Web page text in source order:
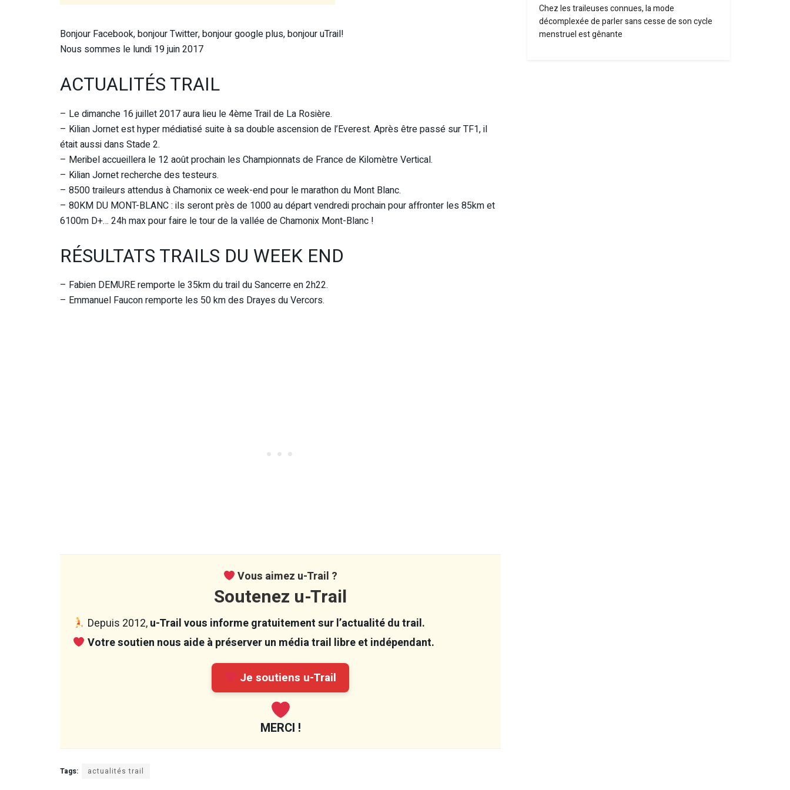
Bonjour Facebook, bonjour Twitter, bonjour google plus, bonjour uTrail!
Nous sommes le lundi 19 juin 2017
ACTUALITÉS TRAIL
– Le dimanche 16 juillet 2017 aura lieu le 4ème Trail de La Rosière.
– Kilian Jornet est hyper médiatisé suite à sa double ascension de l’Everest. Après être passé sur TF1, il
était aussi dans Stade 2.
– Meribel accueillera le 12 août prochain les Championnats de France de Kilomètre Vertical.
– Kilian Jornet recherche des testeurs.
– 8500 traileurs attendus à Chamonix ce week-end pour le marathon du Mont Blanc.
– 80KM DU MONT-BLANC : ils seront près de 1000 au départ vendredi prochain pour affronter les 85km et
6100m D+… 24h max pour faire le tour de la vallée de Chamonix Mont-Blanc !
RÉSULTATS TRAILS DU WEEK END
– Fabien DEMURE remporte le 35km du trail du Sancerre en 2h22.
– Emmanuel Faucon remporte les 50 km des Drayes du Vercors.
Vous aimez u-Trail ?
Soutenez u-Trail
Depuis 2012,u-Trail vous informe gratuitement sur l’actualité du trail.
Votre soutien nous aide à préserver un média trail libre et indépendant.
Je soutiens u-Trail
MERCI !
Tags: actualités trail
Chez les traileuses connues, la mode
décomplexée de parler sans cesse de son cycle
menstruel est gênante